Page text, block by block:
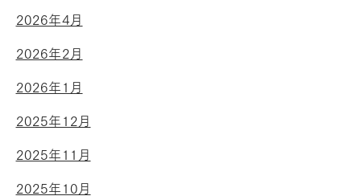
2026年4月
2026年2月
2026年1月
2025年12月
2025年11月
2025年10月